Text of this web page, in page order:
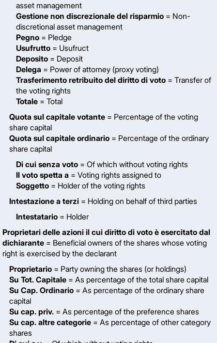
asset management
Gestione non discrezionale del risparmio = Non-
discretional asset management
Pegno = Pledge
Usufrutto = Usufruct
Deposito = Deposit
Delega = Power of attorney (proxy voting)
Trasferimento retribuito del diritto di voto = Transfer of
the voting rights
Totale = Total
Quota sul capitale votante = Percentage of the voting
share capital
Quota sul capitale ordinario = Percentage of the ordinary
share capital
Di cui senza voto = Of which without voting rights
Il voto spetta a = Voting rights assigned to
Soggetto = Holder of the voting rights
Intestazione a terzi = Holding on behalf of third parties
Intestatario = Holder
Proprietari delle azioni il cui diritto di voto è esercitato dal
dichiarante = Beneficial owners of the shares whose voting
right is exercised by the declarant
Proprietario = Party owning the shares (or holdings)
Su Tot. Capitale = As percentage of the total share capital
Su Cap. Ordinario = As percentage of the ordinary share
capital
Su cap. priv. = As percentage of the preference shares
Su cap. altre categorie = As percentage of other category
shares